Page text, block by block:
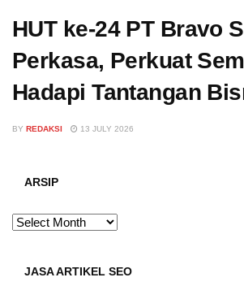
HUT ke-24 PT Bravo
Perkasa, Perkuat
Hadapi Tantangan
BY REDAKSI 13 JULY 2026
ARSIP
ARSIP
JASA ARTIKEL SEO